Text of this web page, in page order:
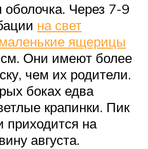
оболочка. Через 7-9
на свет
ящерицы
Они имеют более
чем их родители.
боках едва
крапинки. Пик
приходится на
августа.